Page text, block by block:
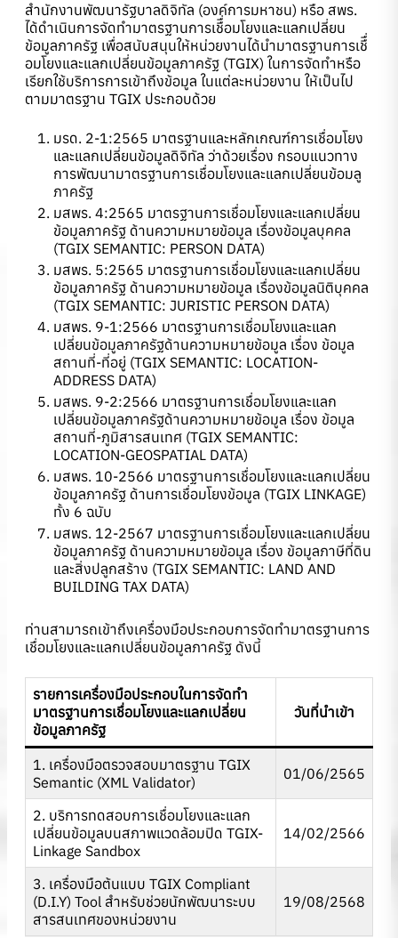
สำนักงานพัฒนารัฐบาลดิจิทัล (องค์การมหาชน) หรือ สพร.
ได้ดำเนินการจัดทำมาตรฐานการเชืื่อมโยงและแลกเปลี่ยน
ข้อมูลภาครัฐ เพื่อสนับสนุนให้หน่วยงานได้นำมาตรฐานการเชืื่
อมโยงและแลกเปลี่ยนข้อมูลภาครัฐ (TGIX) ในการจัดทำหรือ
เรียกใช้บริการการเข้าถึงข้อมูล ในแต่ละหน่วยงาน ให้เป็นไป
ตามมาตรฐาน TGIX ประกอบด้วย
มรด. 2-1:2565 มาตรฐานและหลักเกณฑ์การเชื่อมโยง
และแลกเปลี่ยนข้อมูลดิจิทัล ว่าด้วยเรื่อง กรอบแนวทาง
การพัฒนามาตรฐานการเชื่อมโยงและแลกเปลี่ยนข้อมลู
ภาครัฐ
มสพร. 4:2565 มาตรฐานการเชื่อมโยงและแลกเปลี่ยน
ข้อมูลภาครัฐ ด้านความหมายข้อมูล เรื่องข้อมูลบุคคล
(TGIX SEMANTIC: PERSON DATA)
มสพร. 5:2565 มาตรฐานการเชื่อมโยงและแลกเปลี่ยน
ข้อมูลภาครัฐ ด้านความหมายข้อมูล เรื่องข้อมูลนิติบุคคล
(TGIX SEMANTIC: JURISTIC PERSON DATA)
มสพร. 9-1:2566 มาตรฐานการเชื่อมโยงและแลก
เปลี่ยนข้อมูลภาครัฐด้านความหมายข้อมูล เรื่อง ข้อมูล
สถานที่-ที่อยู่ (TGIX SEMANTIC: LOCATION-
ADDRESS DATA)
มสพร. 9-2:2566 มาตรฐานการเชื่อมโยงและแลก
เปลี่ยนข้อมูลภาครัฐด้านความหมายข้อมูล เรื่อง ข้อมูล
สถานที่-ภูมิสารสนเทศ (TGIX SEMANTIC:
LOCATION-GEOSPATIAL DATA)
มสพร. 10-2566 มาตรฐานการเชื่อมโยงและแลกเปลี่ยน
ข้อมูลภาครัฐ ด้านการเชื่อมโยงข้อมูล (TGIX LINKAGE)
ทั้ง 6 ฉบับ
มสพร. 12-2567 มาตรฐานการเชื่อมโยงและแลกเปลี่ยน
ข้อมูลภาครัฐ ด้านความหมายข้อมูล เรื่อง ข้อมูลภาษีที่ดิน
และสิ่งปลูกสร้าง (TGIX SEMANTIC: LAND AND
BUILDING TAX DATA)
ท่านสามารถเข้าถึงเครื่องมือประกอบการจัดทำมาตรฐานการ
เชื่อมโยงและแลกเปลี่ยนข้อมูลภาครัฐ ดังนี้
รายการเครื่องมือประกอบในการจัดทำ
มาตรฐานการเชื่อมโยงและแลกเปลี่ยน
ข้อมูลภาครัฐ
วันที่นำเข้า
1. เครื่องมือตรวจสอบมาตรฐาน TGIX
Semantic (XML Validator)
01/06/2565
2. บริการทดสอบการเชื่อมโยงและแลก
เปลี่ยนข้อมูลบนสภาพแวดล้อมปิด TGIX-
Linkage Sandbox
14/02/2566
3. เครื่องมือต้นแบบ TGIX Compliant
(D.I.Y) Tool สําหรับช่วยนักพัฒนาระบบ
สารสนเทศของหน่วยงาน
19/08/2568